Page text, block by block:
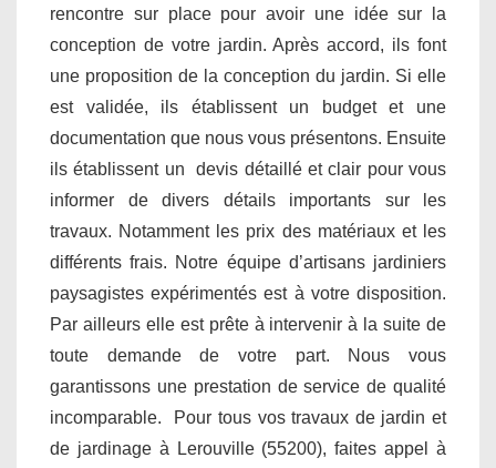
rencontre sur place pour avoir une idée sur la
conception de votre jardin. Après accord, ils font
une proposition de la conception du jardin. Si elle
est validée, ils établissent un budget et une
documentation que nous vous présentons. Ensuite
ils établissent un devis détaillé et clair pour vous
informer de divers détails importants sur les
travaux. Notamment les prix des matériaux et les
différents frais. Notre équipe d’artisans jardiniers
paysagistes expérimentés est à votre disposition.
Par ailleurs elle est prête à intervenir à la suite de
toute demande de votre part. Nous vous
garantissons une prestation de service de qualité
incomparable. Pour tous vos travaux de jardin et
de jardinage à Lerouville (55200), faites appel à